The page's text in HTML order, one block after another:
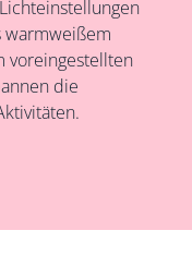
voreingestellten
die